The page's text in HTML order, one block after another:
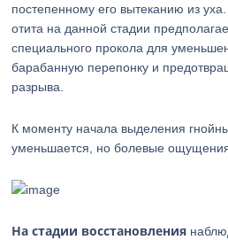
постепенному его вытеканию из
отита на данной стадии
специального прокола для
барабанную перепонку и
разрыва.
К моменту начала выделения
уменьшается, но болевые ощущения
На стадии восстановления